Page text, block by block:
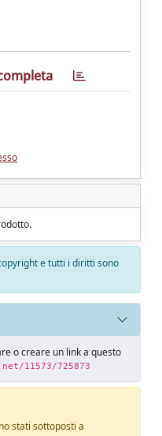
e tutti i diritti sono
o creare un link a questo
11573/725873
stati sottoposti a